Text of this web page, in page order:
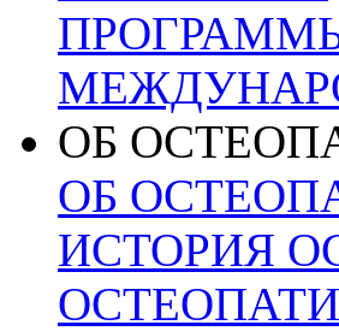
ОБ
ОБ
ИСТОРИЯ